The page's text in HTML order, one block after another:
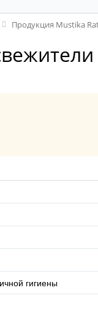
Продукция Mustika
гигиены